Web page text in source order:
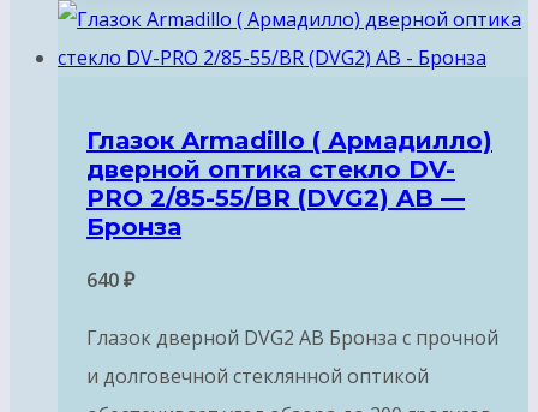
Глазок Armadillo ( Армадилло)
дверной оптика стекло DV-
PRO 2/85-55/BR (DVG2) AB —
Бронза
640₽
Глазок дверной DVG2 AB Бронза с прочной
и долговечной стеклянной оптикой